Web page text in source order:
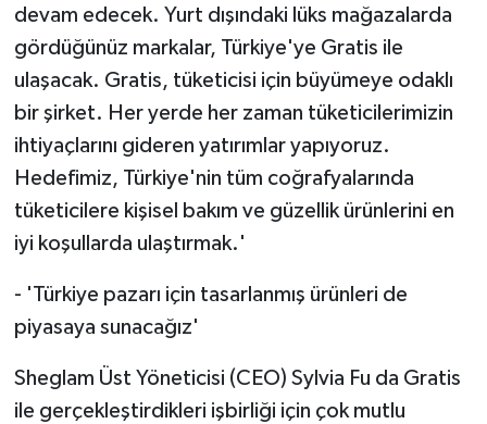
devam edecek. Yurt dışındaki lüks mağazalarda
gördüğünüz markalar, Türkiye'ye Gratis ile
ulaşacak. Gratis, tüketicisi için büyümeye odaklı
bir şirket. Her yerde her zaman tüketicilerimizin
ihtiyaçlarını gideren yatırımlar yapıyoruz.
Hedefimiz, Türkiye'nin tüm coğrafyalarında
tüketicilere kişisel bakım ve güzellik ürünlerini en
iyi koşullarda ulaştırmak.'
- 'Türkiye pazarı için tasarlanmış ürünleri de
piyasaya sunacağız'
Sheglam Üst Yöneticisi (CEO) Sylvia Fu da Gratis
ile gerçekleştirdikleri işbirliği için çok mutlu